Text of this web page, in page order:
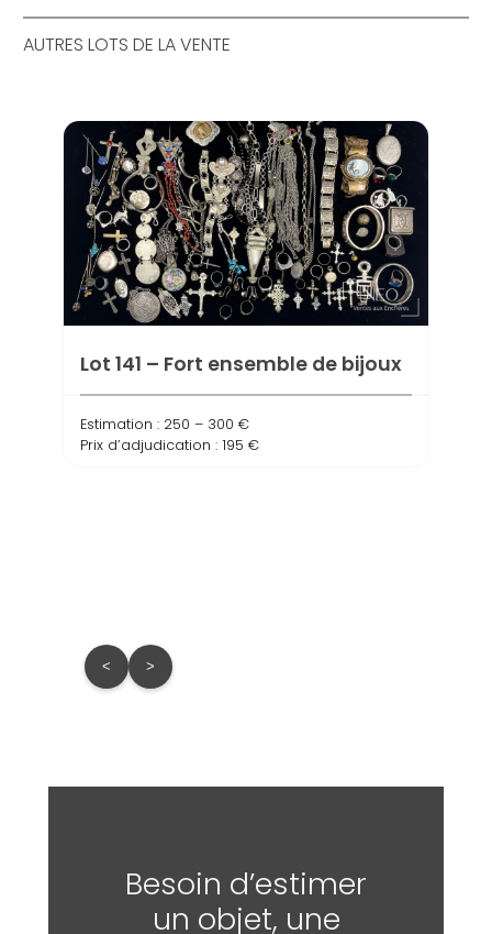
AUTRES LOTS DE LA VENTE
Lot 141 – Fort ensemble de bijoux
Estimation : 250 – 300 €
Prix d’adjudication : 195 €
< >
Besoin d’estimer
un objet, une